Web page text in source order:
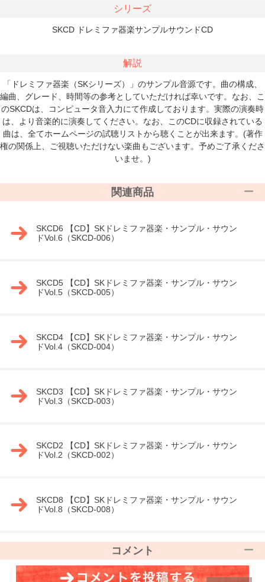
シリーズ
SKCD ドレミファ器楽サンプルサウンドCD
解説
「ドレミファ器楽（SKシリーズ）」のサンプル音源です。曲の構成、
編曲、グレード、時間等の参考としていただければ幸いです。なお、こ
のSKCDは、コンピュータ音入力にて作成しております。実際の演奏時
は、より音楽的に演奏してください。なお、このCDに収録されている
曲は、全てホームページの試聴リストから聴くことが出来ます。(著作
権の関係上、ご視聴いただけない楽曲もございます。予めご了承くださ
いませ。)
関連商品
SKCD6 【CD】SKドレミファ器楽・サンプル・サウン
ドVol.6（SKCD-006）
SKCD5 【CD】SKドレミファ器楽・サンプル・サウン
ドVol.5（SKCD-005）
SKCD4 【CD】SKドレミファ器楽・サンプル・サウン
ドVol.4（SKCD-004）
SKCD3 【CD】SKドレミファ器楽・サンプル・サウン
ドVol.3（SKCD-003）
SKCD2 【CD】SKドレミファ器楽・サンプル・サウン
ドVol.2（SKCD-002）
SKCD8 【CD】SKドレミファ器楽・サンプル・サウン
ドVol.8（SKCD-008）
コメント